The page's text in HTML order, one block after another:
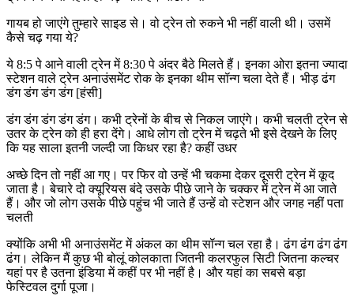
गायब हो जाएंगे तुम्हारे साइड से। वो ट्रेन तो रुकने भी नहीं वाली थी। उसमें
कैसे चढ़ गया ये?
ये 8:5 पे आने वाली ट्रेन में 8:30 पे अंदर बैठे मिलते हैं। इनका ओरा इतना ज्यादा
स्टेशन वाले ट्रेन अनाउंसमेंट रोक के इनका थीम सॉन्ग चला देते हैं। भीड़ ढंग
डंग डंग डंग डंग [हंसी]
डंग डंग डंग डंग डंग। कभी ट्रेनों के बीच से निकल जाएंगे। कभी चलती ट्रेन से
उतर के ट्रेन को ही हरा देंगे। आधे लोग तो ट्रेन में चढ़ते भी इसे देखने के लिए
कि यह साला इतनी जल्दी जा किधर रहा है? कहीं उधर
अच्छे दिन तो नहीं आ गए। पर फिर वो उन्हें भी चकमा देकर दूसरी ट्रेन में कूद
जाता है। बेचारे दो क्यूरियस बंदे उसके पीछे जाने के चक्कर में ट्रेन में आ जाते
हैं। और जो लोग उसके पीछे पहुंच भी जाते हैं उन्हें वो स्टेशन और जगह नहीं पता
चलती
क्योंकि अभी भी अनाउंसमेंट में अंकल का थीम सॉन्ग चल रहा है। ढंग ढंग ढंग ढंग
ढंग। लेकिन मैं कुछ भी बोलूं कोलकाता जितनी कलरफुल सिटी जितना कल्चर
यहां पर है उतना इंडिया में कहीं पर भी नहीं है। और यहां का सबसे बड़ा
फेस्टिवल दुर्गा पूजा।